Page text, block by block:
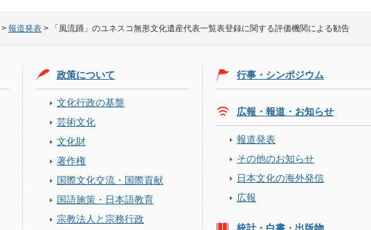
> 報道発表 > 「風流踊」のユネスコ無形文化遺産代表一覧表登録に関する評価機関による勧告
政策について
文化行政の基盤
芸術文化
文化財
著作権
国際文化交流・国際貢献
国語施策・日本語教育
宗教法人と宗務行政
行事・シンポジウム
広報・報道・お知らせ
報道発表
その他のお知らせ
日本文化の海外発信
広報